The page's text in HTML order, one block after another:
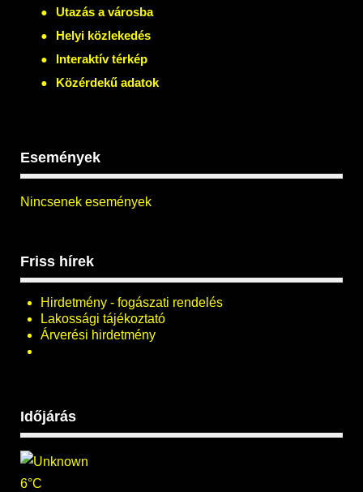
Utazás a városba
Helyi közlekedés
Interaktív térkép
Közérdekű adatok
Események
Nincsenek események
Friss hírek
Hirdetmény - fogászati rendelés
Lakossági tájékoztató
Árverési hirdetmény
Időjárás
6°C